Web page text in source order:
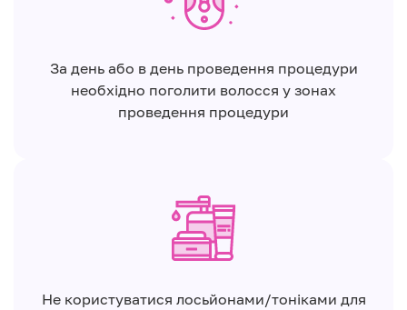
За день або в день проведення процедури
необхідно поголити волосся у зонах
проведення процедури
Не користуватися лосьйонами/тоніками для